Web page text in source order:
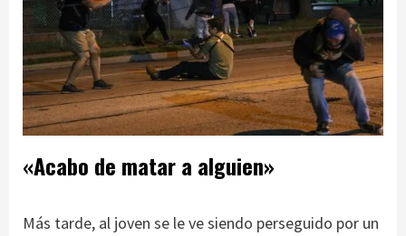
«Acabo de matar a alguien»
Más tarde, al joven se le ve siendo perseguido por un